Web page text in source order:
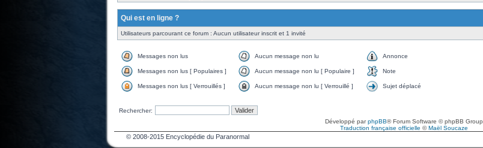
Qui est en ligne ?
Utilisateurs parcourant ce forum : Aucun utilisateur inscrit et 1 invité
Messages non lus Aucun message non lu Annonce
Messages non lus [ Populaires ] Aucun message non lu [ Populaire ] Note
Messages non lus [ Verrouillés ] Aucun message non lu [ Verrouillé ] Sujet déplacé
Rechercher:
Développé parphpBB® Forum Software © phpBB Group
Traduction française officielle ©Maël Soucaze
© 2008-2015 Encyclopédie du Paranormal